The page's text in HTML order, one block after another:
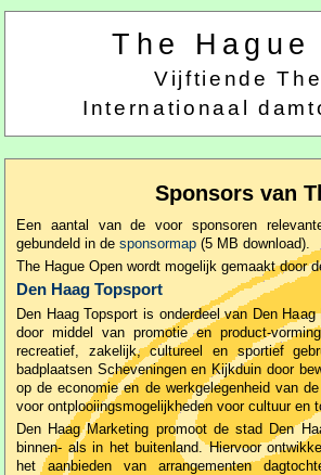
The Hague
Vijftiende
Internationaal
Sponsors van
Een aantal van de voor sponsoren
gebundeld in de sponsormap (5 MB download).
The Hague Open wordt mogelijk gemaakt door
Den Haag Topsport
Den Haag Topsport is onderdeel van Den
door middel van promotie en product-
recreatief, zakelijk, cultureel en sportief
badplaatsen Scheveningen en Kijkduin door
op de economie en de werkgelegenheid van
voor ontplooiingsmogelijkheden voor cultuur en
Den Haag Marketing promoot de stad Den
binnen- als in het buitenland. Hiervoor
het aanbieden van arrangementen